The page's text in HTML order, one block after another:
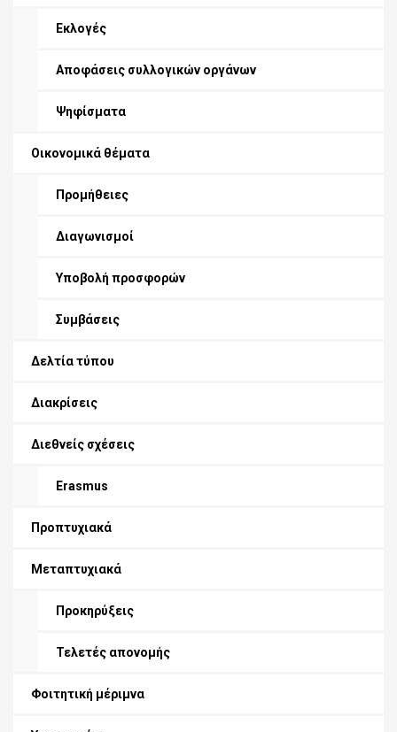
Εκλογές
Αποφάσεις συλλογικών οργάνων
Ψηφίσματα
Οικονομικά θέματα
Προμήθειες
Διαγωνισμοί
Υποβολή προσφορών
Συμβάσεις
Δελτία τύπου
Διακρίσεις
Διεθνείς σχέσεις
Erasmus
Προπτυχιακά
Μεταπτυχιακά
Προκηρύξεις
Τελετές απονομής
Φοιτητική μέριμνα